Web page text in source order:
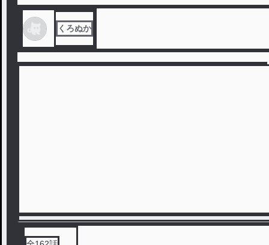
ンアクションゲームでの“賞金首”。 周囲のプレイヤー全員から
狙われる中を、実力一つで生き残れ。 心の中ではヒーヒー言い
ながら、もはや泣き叫びながらも。 彼女が操作しているのは、
無表情で冷血、ビシッと決まったスーツ姿の渋いおじさんキャ
くろぬか